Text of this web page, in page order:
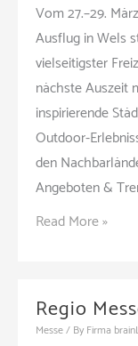
2026
(Seminar
|
Aschaffenburg)
Vom 27.–29.
Ausflug in Wels
vielseitigster
nächste Auszeit
inspirierende
Outdoor-
den
Angeboten &
Urlaub
Wels
2026
Read More »
Regio
Messe/ By Firma